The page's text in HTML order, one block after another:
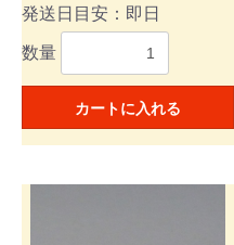
発送日目安：即日
数量
カートに入れる